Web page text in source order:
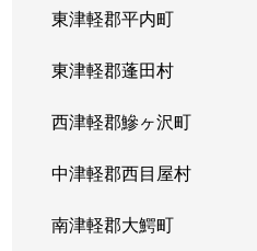
東津軽郡平内町
東津軽郡蓬田村
西津軽郡鰺ヶ沢町
中津軽郡西目屋村
南津軽郡大鰐町